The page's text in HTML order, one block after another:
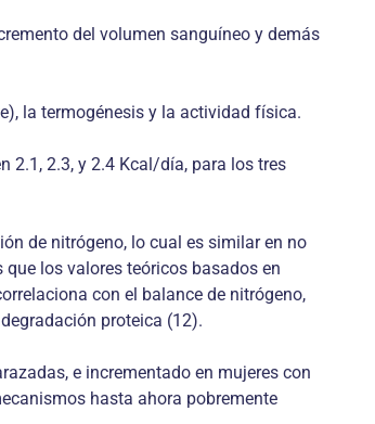
del volumen sanguíneo y demás
la termogénesis y la actividad física.
2.1, 2.3, y 2.4 Kcal/día, para los tres
de nitrógeno, lo cual es similar en no
los valores teóricos basados en
con el balance de nitrógeno,
proteica (12).
e incrementado en mujeres con
hasta ahora pobremente